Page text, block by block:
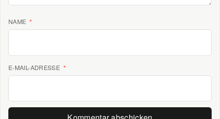
NAME *
E-MAIL-ADRESSE *